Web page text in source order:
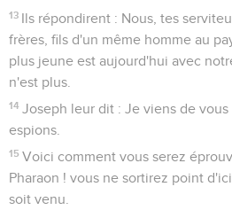
13 Ils répondirent : Nous, tes
frères, fils d'un même homme au
plus jeune est aujourd'hui avec
n'est plus.
14 Joseph leur dit : Je viens de
espions.
15 Voici comment vous serez
Pharaon ! vous ne sortirez point
soit venu.